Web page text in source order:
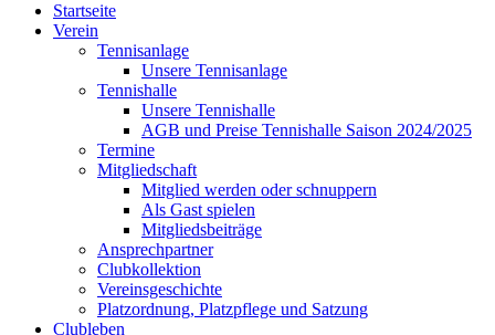
Startseite
Verein
Tennisanlage
Unsere Tennisanlage
Tennishalle
Unsere Tennishalle
AGB und Preise Tennishalle Saison 2024/2025
Termine
Mitgliedschaft
Mitglied werden oder schnuppern
Als Gast spielen
Mitgliedsbeiträge
Ansprechpartner
Clubkollektion
Vereinsgeschichte
Platzordnung, Platzpflege und Satzung
Clubleben